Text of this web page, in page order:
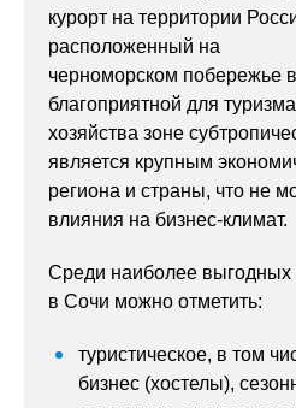
курорт на территории
расположенный на
черноморском побережье
благоприятной для
хозяйства зоне
является крупным
региона и страны, что не
влияния на бизнес-климат.
Среди наиболее выгодных
в Сочи можно отметить:
туристическое, в том
бизнес (хостелы),